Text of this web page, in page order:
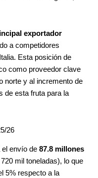
exportador
a competidores
Esta posición de
como proveedor clave
norte y al incremento de
de esta fruta para la
26
el envío de 87.8 millones
mil toneladas), lo que
5% respecto a la